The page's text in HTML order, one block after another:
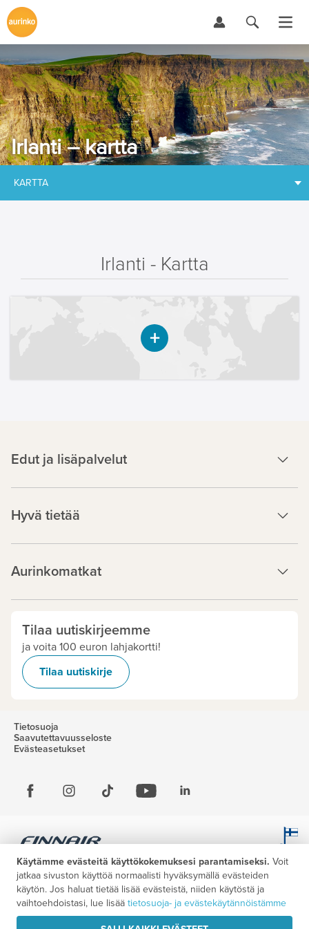
Irlanti – kartta
KARTTA
Irlanti - Kartta
Edut ja lisäpalvelut
Hyvä tietää
Aurinkomatkat
Tilaa uutiskirjeemme
ja voita 100 euron lahjakortti!
Tilaa uutiskirje
Tietosuoja
Saavutettavuusseloste
Evästeasetukset
Käytämme evästeitä käyttökokemuksesi parantamiseksi. Voit
jatkaa sivuston käyttöä normaalisti hyväksymällä evästeiden
käytön. Jos haluat tietää lisää evästeistä, niiden käytöstä ja
vaihtoehdoistasi, lue lisää tietosuoja- ja evästekäytännöistämme